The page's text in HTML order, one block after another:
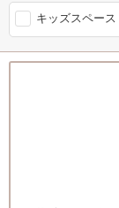
キッズスペース